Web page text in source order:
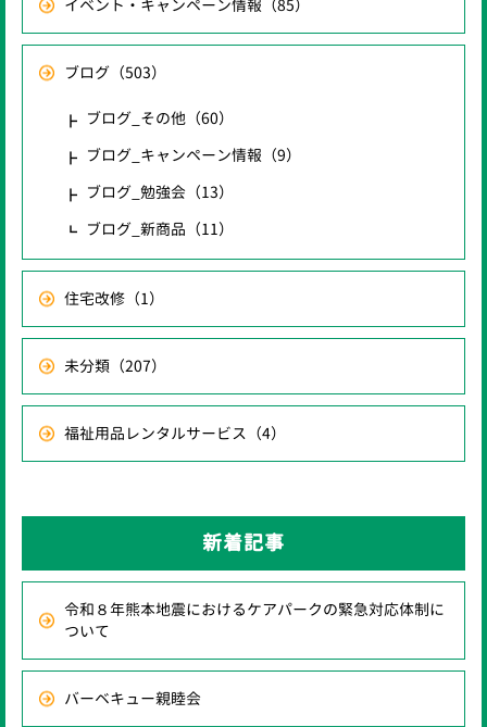
イベント・キャンペーン情報 （85）
ブログ （503）
ブログ_その他 （60）
ブログ_キャンペーン情報 （9）
ブログ_勉強会 （13）
ブログ_新商品 （11）
住宅改修 （1）
未分類 （207）
福祉用品レンタルサービス （4）
新着記事
令和８年熊本地震におけるケアパークの緊急対応体制に
ついて
バーベキュー親睦会